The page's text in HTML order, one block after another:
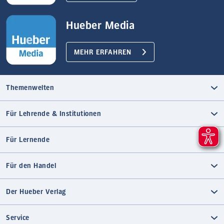
Hueber Media
MEHR ERFAHREN
Themenwelten
Für Lehrende & Institutionen
Für Lernende
Für den Handel
Der Hueber Verlag
Service